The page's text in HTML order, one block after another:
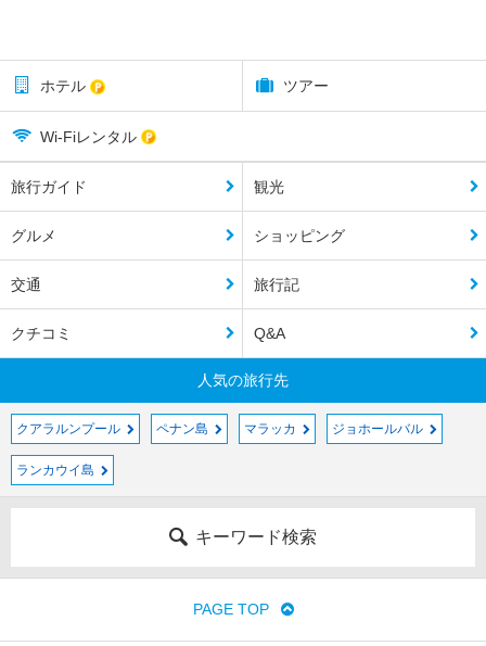
ホテル ツアー
Wi-Fiレンタル
旅行ガイド 観光
グルメ ショッピング
交通 旅行記
クチコミ Q&A
人気の旅行先
クアラルンプール ペナン島 マラッカ ジョホールバル
ランカウイ島
キーワード検索
PAGE TOP